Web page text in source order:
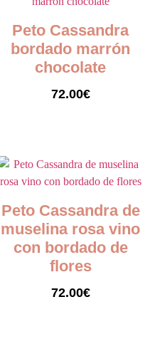
Peto Cassandra
bordado marrón
chocolate
72.00€
Peto Cassandra de
muselina rosa vino
con bordado de
flores
72.00€